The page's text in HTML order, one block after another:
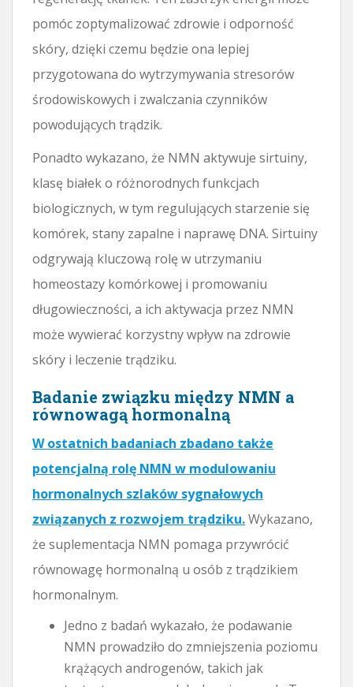
pomóc zoptymalizować zdrowie i odporność
skóry, dzięki czemu będzie ona lepiej
przygotowana do wytrzymywania stresorów
środowiskowych i zwalczania czynników
powodujących trądzik.
Ponadto wykazano, że NMN aktywuje sirtuiny,
klasę białek o różnorodnych funkcjach
biologicznych, w tym regulujących starzenie się
komórek, stany zapalne i naprawę DNA. Sirtuiny
odgrywają kluczową rolę w utrzymaniu
homeostazy komórkowej i promowaniu
długowieczności, a ich aktywacja przez NMN
może wywierać korzystny wpływ na zdrowie
skóry i leczenie trądziku.
Badanie związku między NMN a
równowagą hormonalną
W ostatnich badaniach zbadano także
potencjalną rolę NMN w modulowaniu
hormonalnych szlaków sygnałowych
związanych z rozwojem trądziku.Wykazano,
że suplementacja NMN pomaga przywrócić
równowagę hormonalną u osób z trądzikiem
hormonalnym.
Jedno z badań wykazało, że podawanie
NMN prowadziło do zmniejszenia poziomu
krążących androgenów, takich jak